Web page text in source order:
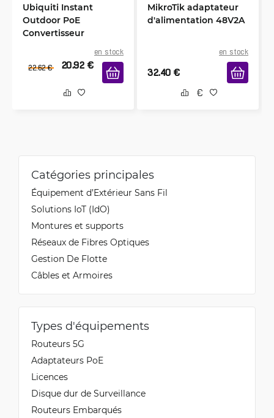
Ubiquiti Instant
Outdoor PoE
Convertisseur
en stock
22.62 € 20.92 €
MikroTik adaptateur
d'alimentation 48V2A
en stock
32.40 €
Catégories principales
Équipement d’Extérieur Sans Fil
Solutions IoT (IdO)
Montures et supports
Réseaux de Fibres Optiques
Gestion De Flotte
Câbles et Armoires
Types d'équipements
Routeurs 5G
Adaptateurs PoE
Licences
Disque dur de Surveillance
Routeurs Embarqués